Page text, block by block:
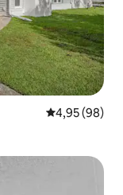
Évaluation
4,95 (98)